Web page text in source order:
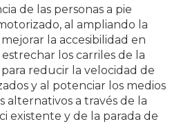
de las personas a pie
al ampliando la
la accesibilidad en
los carriles de la
reducir la velocidad de
y al potenciar los medios
alternativos a través de la
existente y de la parada de